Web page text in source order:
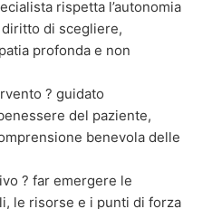
rispetta l’autonomia
di scegliere,
profonda e non
? guidato
del paziente,
benevola delle
? far emergere le
le risorse e i punti di forza